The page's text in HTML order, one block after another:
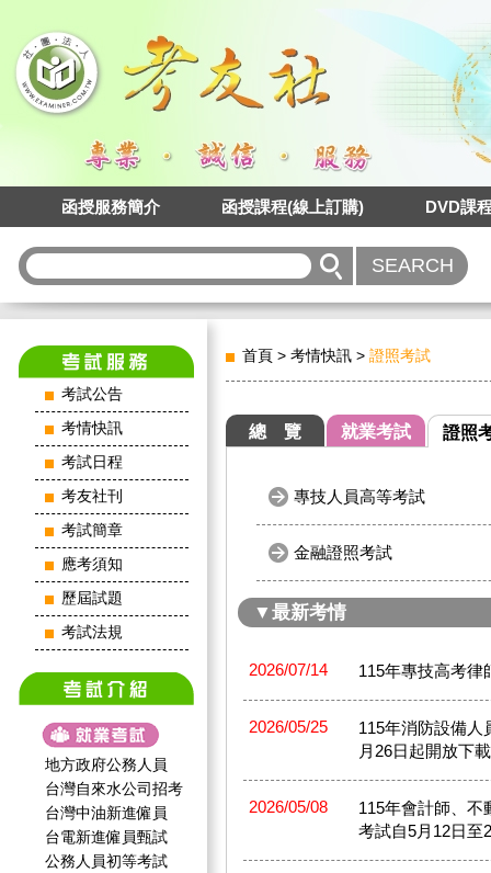
函授服務簡介 函授課程(線上訂購) DVD課
考試公告
考情快訊
考試日程
考友社刊
考試簡章
應考須知
歷屆試題
考試法規
地方政府公務人員
台灣自來水公司招考
台灣中油新進僱員
台電新進僱員甄試
公務人員初等考試
首頁 > 考情快訊 > 證照考試
總 覽 就業考試 證照
專技人員高等考試
金融證照考試
▼最新考情
2026/07/14 115年專技高考律
2026/05/25
115年消防設備人
月26日起開放下
2026/05/08
115年會計師、不
考試自5月12日至